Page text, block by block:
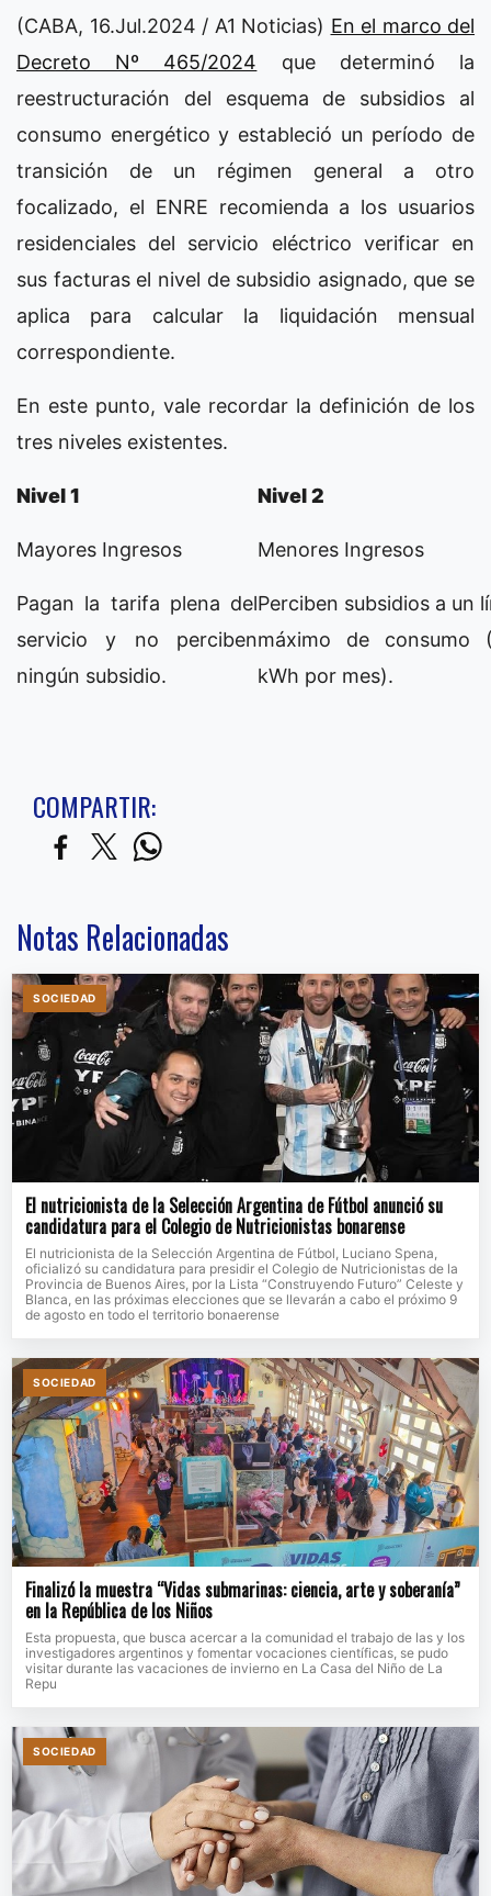
(CABA, 16.Jul.2024 / A1 Noticias) En el marco del
Decreto Nº 465/2024 que determinó la
reestructuración del esquema de subsidios al
consumo energético y estableció un período de
transición de un régimen general a otro
focalizado, el ENRE recomienda a los usuarios
residenciales del servicio eléctrico verificar en
sus facturas el nivel de subsidio asignado, que se
aplica para calcular la liquidación mensual
correspondiente.
En este punto, vale recordar la definición de los
tres niveles existentes.
Nivel 1 Nivel 2
Mayores Ingresos Menores Ingresos
Pagan la tarifa plena del
servicio y no perciben
ningún subsidio.
Perciben subsidios a un
máximo de consumo
kWh por mes).
COMPARTIR:
Notas Relacionadas
SOCIEDAD
El nutricionista de la Selección Argentina de Fútbol anunció su
candidatura para el Colegio de Nutricionistas bonarense
El nutricionista de la Selección Argentina de Fútbol, Luciano Spena,
oficializó su candidatura para presidir el Colegio de Nutricionistas de la
Provincia de Buenos Aires, por la Lista “Construyendo Futuro” Celeste y
Blanca, en las próximas elecciones que se llevarán a cabo el próximo 9
de agosto en todo el territorio bonaerense
SOCIEDAD
Finalizó la muestra “Vidas submarinas: ciencia, arte y soberanía”
en la República de los Niños
Esta propuesta, que busca acercar a la comunidad el trabajo de las y los
investigadores argentinos y fomentar vocaciones científicas, se pudo
visitar durante las vacaciones de invierno en La Casa del Niño de La
Repu
SOCIEDAD